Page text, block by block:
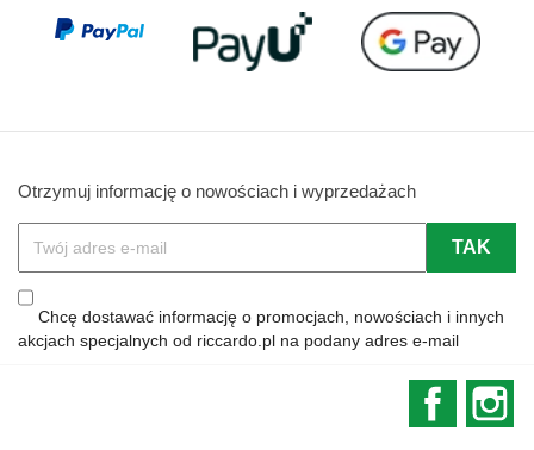
Otrzymuj informację o nowościach i wyprzedażach
Chcę dostawać informację o promocjach, nowościach i innych
akcjach specjalnych od riccardo.pl na podany adres e-mail